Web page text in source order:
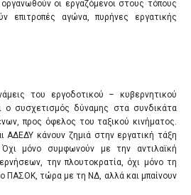
οι εργαζόμενοι στους τόπους
επιτροπές αγώνα, πυρήνες εργατικής
του εργοδοτικού – κυβερνητικού
ο συσχετισμός δύναμης στα συνδικάτα
προς όφελος του ταξικού κινήματος.
ΑΔΕΔΥ κάνουν ζημιά στην εργατική τάξη
μόνο συμφωνούν με την αντιλαϊκή
την πλουτοκρατία, όχι μόνο τη
ΠΑΣΟΚ, τώρα με τη ΝΔ, αλλά και μπαίνουν